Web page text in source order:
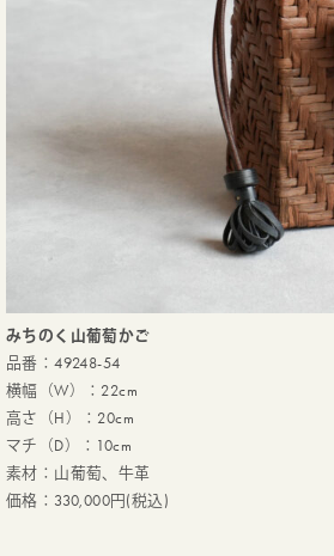
みちのく山葡萄かご
品番：49248-54
横幅（W）：22cm
高さ（H）：20cm
マチ（D）：10cm
素材：山葡萄、牛革
価格：330,000円(税込)